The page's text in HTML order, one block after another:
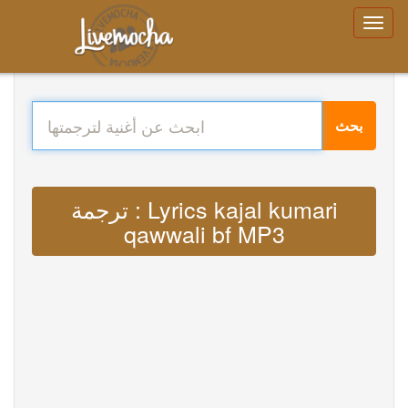
بحث
ترجمة : Lyrics kajal kumari
qawwali bf MP3